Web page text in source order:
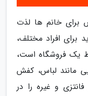
برای خانم ها لذت
افراد مختلف،
یک فروشگاه است،
مانند لباس، کفش
و غیره را در